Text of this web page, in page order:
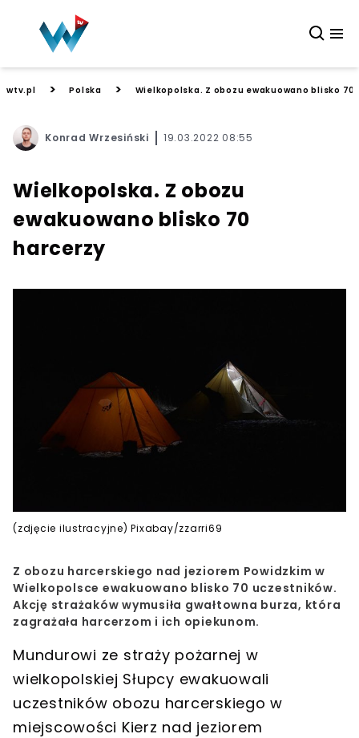
wtv.pl > Polska > Wielkopolska. Z obozu ewakuowano blisko 70
Konrad Wrzesiński 19.03.2022 08:55
Wielkopolska. Z obozu
ewakuowano blisko 70
harcerzy
(zdjęcie ilustracyjne) Pixabay/zzarri69
Z obozu harcerskiego nad jeziorem Powidzkim w
Wielkopolsce ewakuowano blisko 70 uczestników.
Akcję strażaków wymusiła gwałtowna burza, która
zagrażała harcerzom i ich opiekunom.
Mundurowi ze straży pożarnej w
wielkopolskiej Słupcy ewakuowali
uczestników obozu harcerskiego w
miejscowości Kierz nad jeziorem